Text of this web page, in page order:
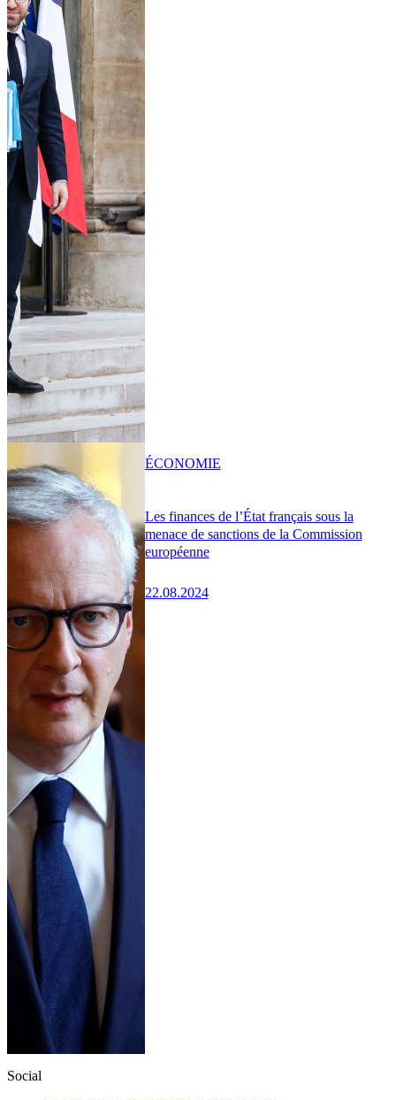
Les finances de l’État français sous la
menace de sanctions de la Commission
européenne
22.08.2024
ÉCONOMIE
Social